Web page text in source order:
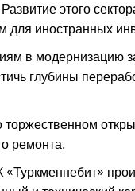
этого
иностранных
в модернизацию
глубины
ремонта.